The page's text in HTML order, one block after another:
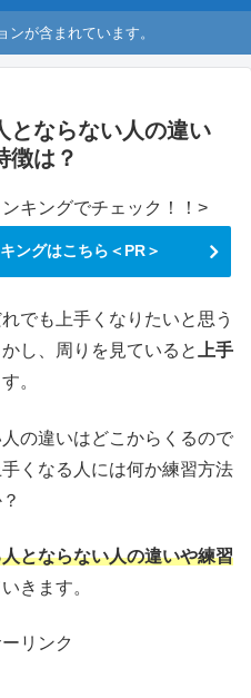
が含まれています。
とならない人の違い
徴は？
キングでチェック！！>
ングはこちら＜PR＞
でも上手くなりたいと思う
し、周りを見ていると
上手
。
の違いはどこからくるので
くなる人には何か練習方法
とならない人の違いや練習
きます。
リンク